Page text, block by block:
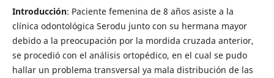
Introducción: Paciente femenina de 8 años asiste a la
clínica odontológica Serodu junto con su hermana mayor
debido a la preocupación por la mordida cruzada anterior,
se procedió con el análisis ortopédico, en el cual se pudo
hallar un problema transversal ya mala distribución de las